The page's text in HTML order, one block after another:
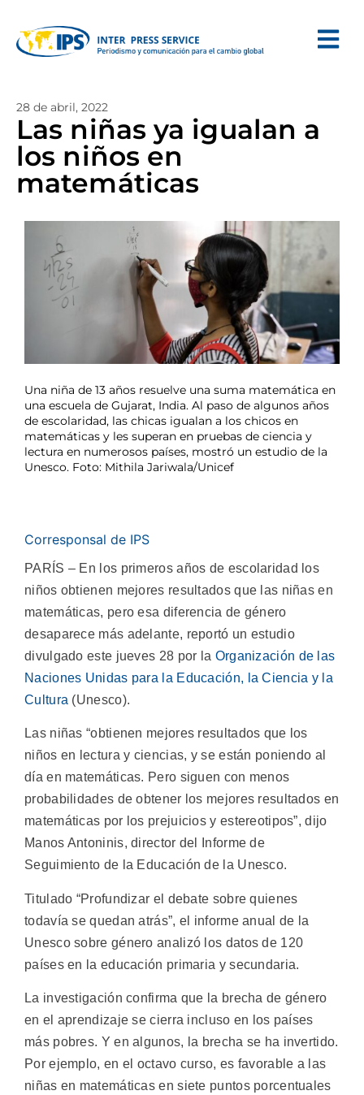
28 de abril, 2022
Las niñas ya igualan a
los niños en
matemáticas
Una niña de 13 años resuelve una suma matemática en
una escuela de Gujarat, India. Al paso de algunos años
de escolaridad, las chicas igualan a los chicos en
matemáticas y les superan en pruebas de ciencia y
lectura en numerosos países, mostró un estudio de la
Unesco. Foto: Mithila Jariwala/Unicef
Corresponsal de IPS
PARÍS – En los primeros años de escolaridad los
niños obtienen mejores resultados que las niñas en
matemáticas, pero esa diferencia de género
desaparece más adelante, reportó un estudio
divulgado este jueves 28 por la Organización de las
Naciones Unidas para la Educación, la Ciencia y la
Cultura (Unesco).
Las niñas “obtienen mejores resultados que los
niños en lectura y ciencias, y se están poniendo al
día en matemáticas. Pero siguen con menos
probabilidades de obtener los mejores resultados en
matemáticas por los prejuicios y estereotipos”, dijo
Manos Antoninis, director del Informe de
Seguimiento de la Educación de la Unesco.
Titulado “Profundizar el debate sobre quienes
todavía se quedan atrás”, el informe anual de la
Unesco sobre género analizó los datos de 120
países en la educación primaria y secundaria.
La investigación confirma que la brecha de género
en el aprendizaje se cierra incluso en los países
más pobres. Y en algunos, la brecha se ha invertido.
Por ejemplo, en el octavo curso, es favorable a las
niñas en matemáticas en siete puntos porcentuales